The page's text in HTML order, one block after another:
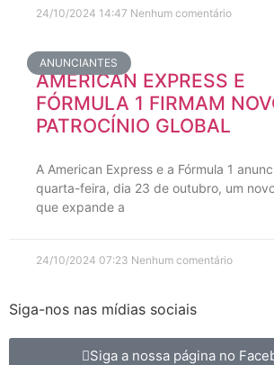
24/10/2024 14:47 Nenhum comentário
ANUNCIANTES
AMERICAN EXPRESS E
FÓRMULA 1 FIRMAM
PATROCÍNIO GLOBAL
A American Express e a Fórmula 1
quarta-feira, dia 23 de outubro, um
que expande a
24/10/2024 07:23 Nenhum comentário
Siga-nos nas mídias sociais
Siga a nossa página no